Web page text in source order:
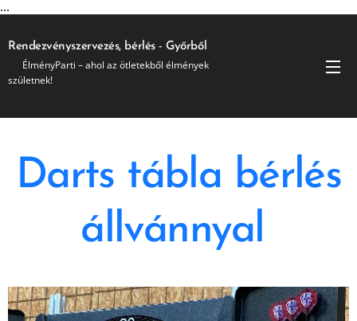
...
Rendezvényszervezés, bérlés - Győrből
🎉 ÉlményParti – ahol az ötletekből élmények
születnek!
Darts tábla bérlés
állvánnyal